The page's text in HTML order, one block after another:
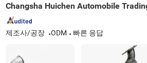
Changsha Huichen Automobile
제조사/공장 ODM 빠른 응답